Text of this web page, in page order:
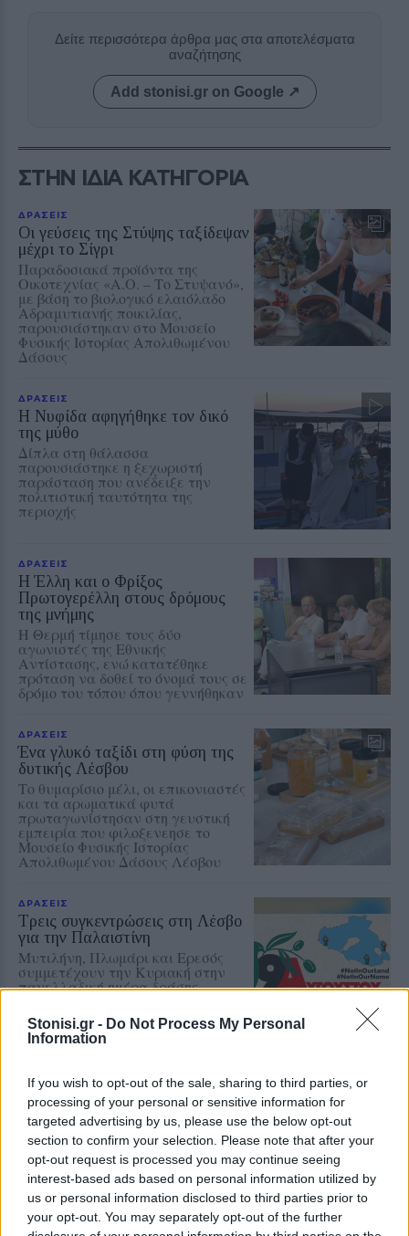
Stonisi.gr - Do Not Process My Personal
Information
If you wish to opt-out of the sale, sharing to third parties, or
processing of your personal or sensitive information for
targeted advertising by us, please use the below opt-out
section to confirm your selection. Please note that after your
opt-out request is processed you may continue seeing
interest-based ads based on personal information utilized by
us or personal information disclosed to third parties prior to
your opt-out. You may separately opt-out of the further
Δείτε περισσότερα άρθρα μας στα αποτελέσματα
αναζήτησης
Add stonisi.gr on Google ↗
ΣΤΗΝ ΙΔΙΑ ΚΑΤΗΓΟΡΙΑ
ΔΡΑΣΕΙΣ
Οι γεύσεις της Στύψης ταξίδεψαν
μέχρι το Σίγρι
Παραδοσιακά προϊόντα της
Οικοτεχνίας «Α.Ο. – Το Στυψανό»,
με βάση το βιολογικό ελαιόλαδο
Αδραμυτιανής ποικιλίας,
παρουσιάστηκαν στο Μουσείο
Φυσικής Ιστορίας Απολιθωμένου
Δάσους
ΔΡΑΣΕΙΣ
Η Νυφίδα αφηγήθηκε τον δικό
της μύθο
Δίπλα στη θάλασσα
παρουσιάστηκε η ξεχωριστή
παράσταση που ανέδειξε την
πολιτιστική ταυτότητα της
περιοχής
ΔΡΑΣΕΙΣ
Η Έλλη και ο Φρίξος
Πρωτογερέλλη στους δρόμους
της μνήμης
Η Θερμή τίμησε τους δύο
αγωνιστές της Εθνικής
Αντίστασης, ενώ κατατέθηκε
πρόταση να δοθεί το όνομά τους σε
δρόμο του τόπου όπου γεννήθηκαν
ΔΡΑΣΕΙΣ
Ένα γλυκό ταξίδι στη φύση της
δυτικής Λέσβου
Το θυμαρίσιο μέλι, οι επικονιαστές
και τα αρωματικά φυτά
πρωταγωνίστησαν στη γευστική
εμπειρία που φιλοξενεησε το
Μουσείο Φυσικής Ιστορίας
Απολιθωμένου Δάσους Λέσβου
ΔΡΑΣΕΙΣ
Τρεις συγκεντρώσεις στη Λέσβο
για την Παλαιστίνη
Μυτιλήνη, Πλωμάρι και Ερεσός
συμμετέχουν την Κυριακή στην
πανελλαδική ημέρα δράσης
στη συνέχιση της συνεργασίας
Ελλάδας–Ισραήλ
Τα παιδιά ανακαλύπτουν το
Απολιθωμένο Δάσος μέσα από
ένα νέο παιχνίδι
Διαδραστική εκπαιδευτική δράση
στο Μουσείο του Σιγρίου, με
αναμνηστικά για όλους και ετήσια
κάρτα ελεύθερης εισόδου για τον
νικητή